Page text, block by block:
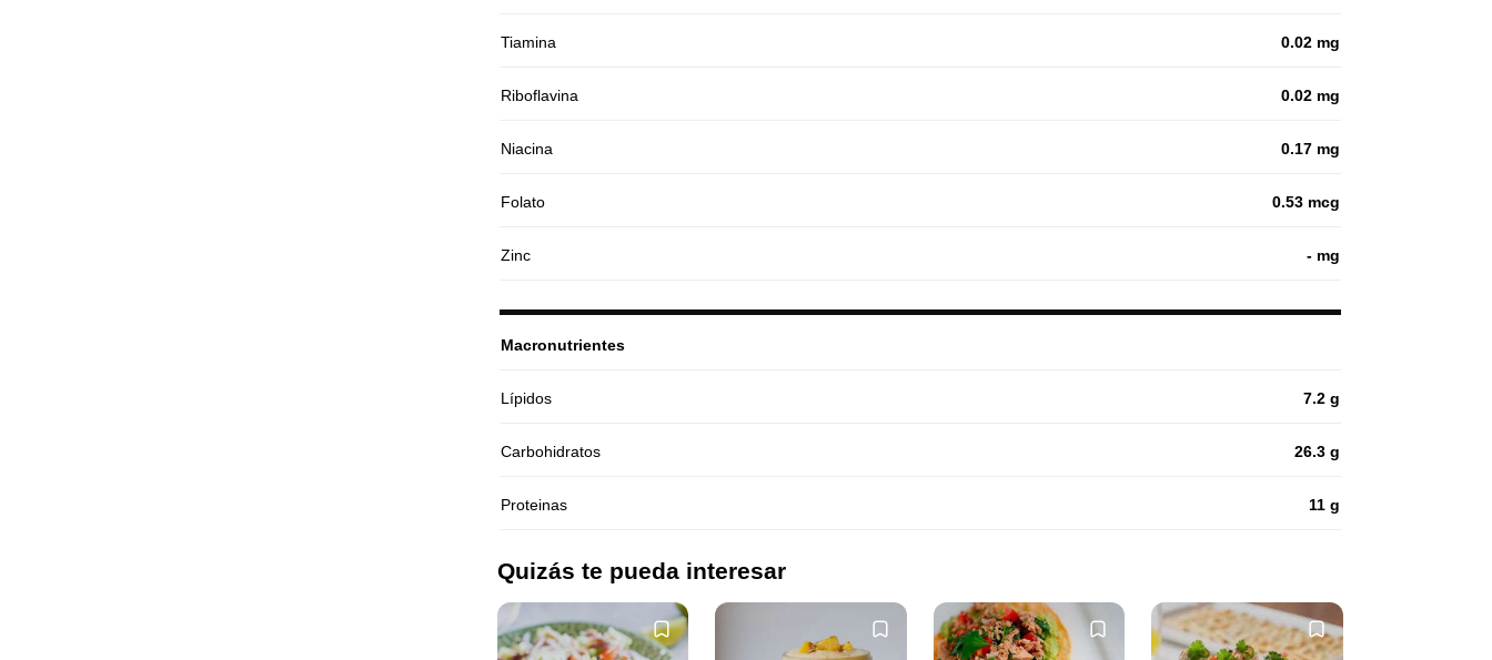
Tiamina 0.02 mg
Riboflavina 0.02 mg
Niacina 0.17 mg
Folato 0.53 mcg
Zinc - mg
Macronutrientes
Lípidos 7.2 g
Carbohidratos 26.3 g
Proteinas 11 g
Quizás te pueda interesar